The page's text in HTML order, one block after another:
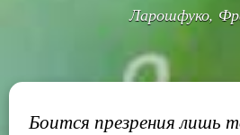
Ларошфуко,
Боится презрения лишь